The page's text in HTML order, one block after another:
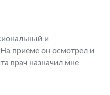
и
приеме он осмотрел и
врач назначил мне